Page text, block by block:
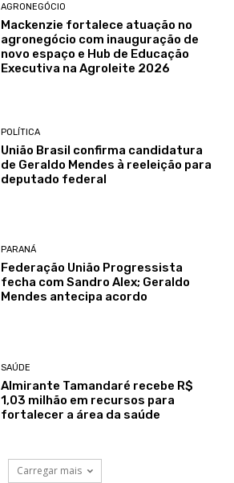
AGRONEGÓCIO
Mackenzie fortalece atuação no
agronegócio com inauguração de
novo espaço e Hub de Educação
Executiva na Agroleite 2026
POLÍTICA
União Brasil confirma candidatura
de Geraldo Mendes à reeleição para
deputado federal
PARANÁ
Federação União Progressista
fecha com Sandro Alex; Geraldo
Mendes antecipa acordo
SAÚDE
Almirante Tamandaré recebe R$
1,03 milhão em recursos para
fortalecer a área da saúde
Carregar mais